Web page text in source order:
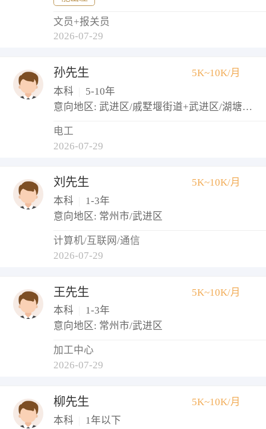
文员+报关员
2026-07-29
孙先生
5K~10K/月
本科
5-10年
意向地区: 武进区/戚墅堰街道+武进区/湖塘镇+武进区/牛塘镇
电工
2026-07-29
刘先生
5K~10K/月
本科
1-3年
意向地区: 常州市/武进区
计算机/互联网/通信
2026-07-29
王先生
5K~10K/月
本科
1-3年
意向地区: 常州市/武进区
加工中心
2026-07-29
柳先生
5K~10K/月
本科
1年以下